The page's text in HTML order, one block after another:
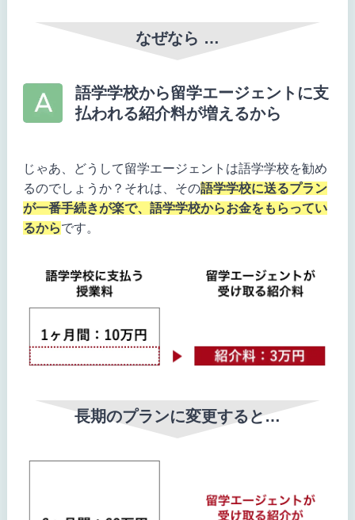
なぜなら …
語学学校から留学エージェントに支
払われる紹介料が増えるから
じゃあ、どうして留学エージェントは語学学校を勧め
るのでしょうか？それは、その語学学校に送るプラン
が一番手続きが楽で、語学学校からお金をもらってい
るからです。
長期のプランに変更すると…